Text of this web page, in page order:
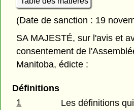
(Date de sanction : 19
SA MAJESTÉ, sur l'avis et
consentement de
Manitoba, édicte :
Définitions
1
Les définitions